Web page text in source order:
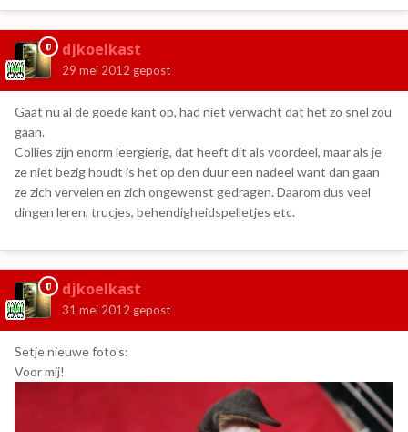
djkoelkast
29 mei 2012 gepost
Gaat nu al de goede kant op, had niet verwacht dat het zo snel zou
gaan.
Collies zijn enorm leergierig, dat heeft dit als voordeel, maar als je
ze niet bezig houdt is het op den duur een nadeel want dan gaan
ze zich vervelen en zich ongewenst gedragen. Daarom dus veel
dingen leren, trucjes, behendigheidspelletjes etc.
djkoelkast
31 mei 2012 gepost
Setje nieuwe foto's:
Voor mij!